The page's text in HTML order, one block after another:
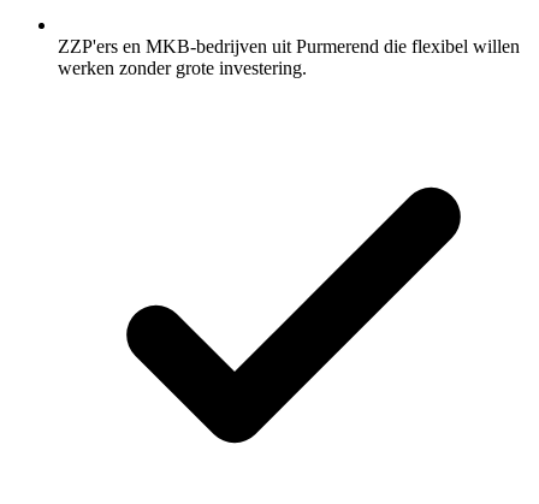
ZZP'ers en MKB-bedrijven uit Purmerend die flexibel willen
werken zonder grote investering.